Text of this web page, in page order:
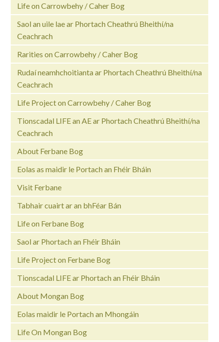
Life on Carrowbehy / Caher Bog
Saol an uile lae ar Phortach Cheathrú Bheithí/na
Ceachrach
Rarities on Carrowbehy / Caher Bog
Rudaí neamhchoitianta ar Phortach Cheathrú Bheithí/na
Ceachrach
Life Project on Carrowbehy / Caher Bog
Tionscadal LIFE an AE ar Phortach Cheathrú Bheithí/na
Ceachrach
About Ferbane Bog
Eolas as maidir le Portach an Fhéir Bháin
Visit Ferbane
Tabhair cuairt ar an bhFéar Bán
Life on Ferbane Bog
Saol ar Phortach an Fhéir Bháin
Life Project on Ferbane Bog
Tionscadal LIFE ar Phortach an Fhéir Bháin
About Mongan Bog
Eolas maidir le Portach an Mhongáin
Life On Mongan Bog